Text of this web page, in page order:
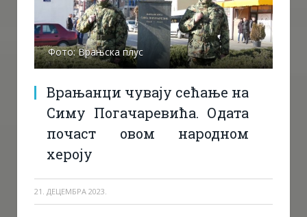
Фото: Врањска плус
Врањанци чувају сећање на
Симу Погачаревића. Одата
почаст овом народном
хероју
21. ДЕЦЕМБРА 2023.